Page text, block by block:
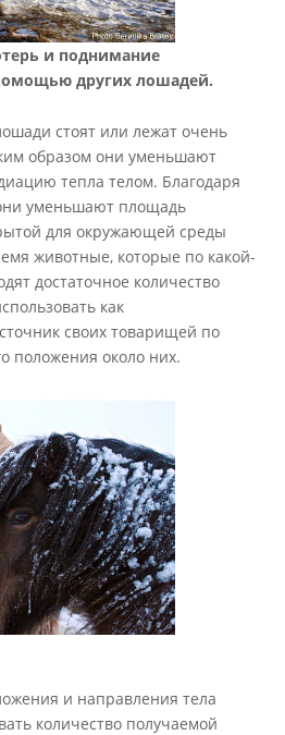
и поднимание
других лошадей.
стоят или лежат очень
образом они уменьшают
тепла телом. Благодаря
уменьшают площадь
для окружающей среды
животные, которые по какой-
достаточное количество
как
своих товарищей по
положения около них.
и направления тела
количество получаемой